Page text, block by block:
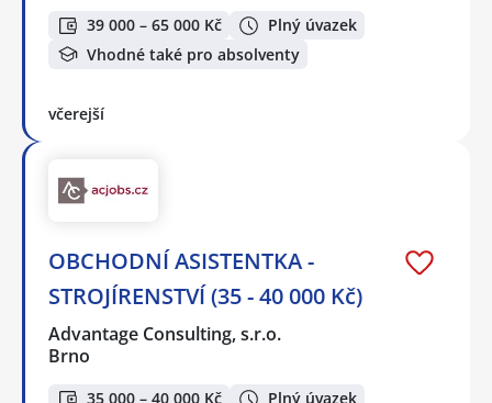
39 000 – 65 000 Kč
Plný úvazek
Vhodné také pro absolventy
včerejší
OBCHODNÍ ASISTENTKA -
STROJÍRENSTVÍ (35 - 40 000 Kč)
Advantage Consulting, s.r.o.
Brno
35 000 – 40 000 Kč
Plný úvazek